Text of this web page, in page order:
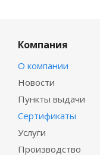
Компания
О компании
Новости
Пункты выдачи
Сертификаты
Услуги
Производство